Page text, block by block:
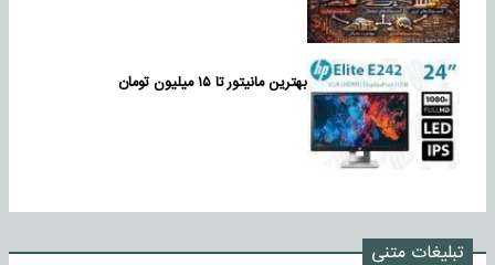
بهترین مانیتور تا ۱۵ میلیون تومان
تبلیغات متنی